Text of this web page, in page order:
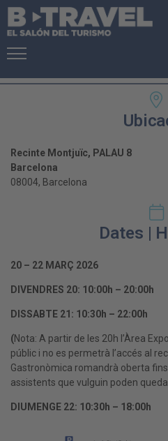
Recinte Montjuïc, PALAU 8
Barcelona
08004, Barcelona
Dates |
20 – 22 MARÇ 2026
DIVENDRES 20: 10:00h – 20:00h
DISSABTE 21: 10:30h – 22:00h
(Nota: A partir de les 20h l’Àrea
públic i no es permetrà l’accés al
Gastronòmica romandrà oberta
assistents que vulguin poden
DIUMENGE 22: 10:30h – 18:00h